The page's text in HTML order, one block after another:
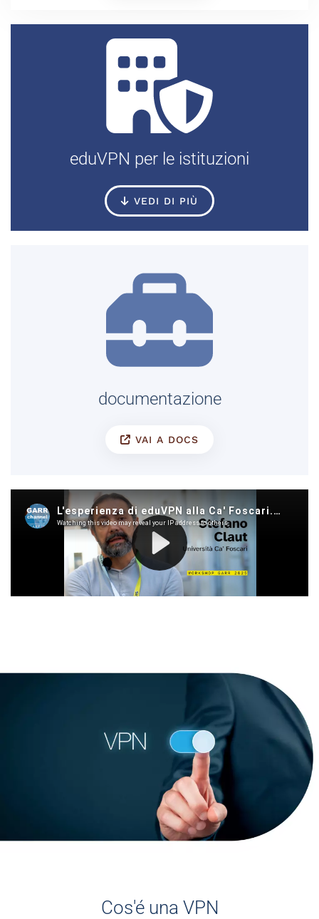
eduVPN per le istituzioni
VEDI DI PIÙ
documentazione
VAI A DOCS
Cos'é una VPN